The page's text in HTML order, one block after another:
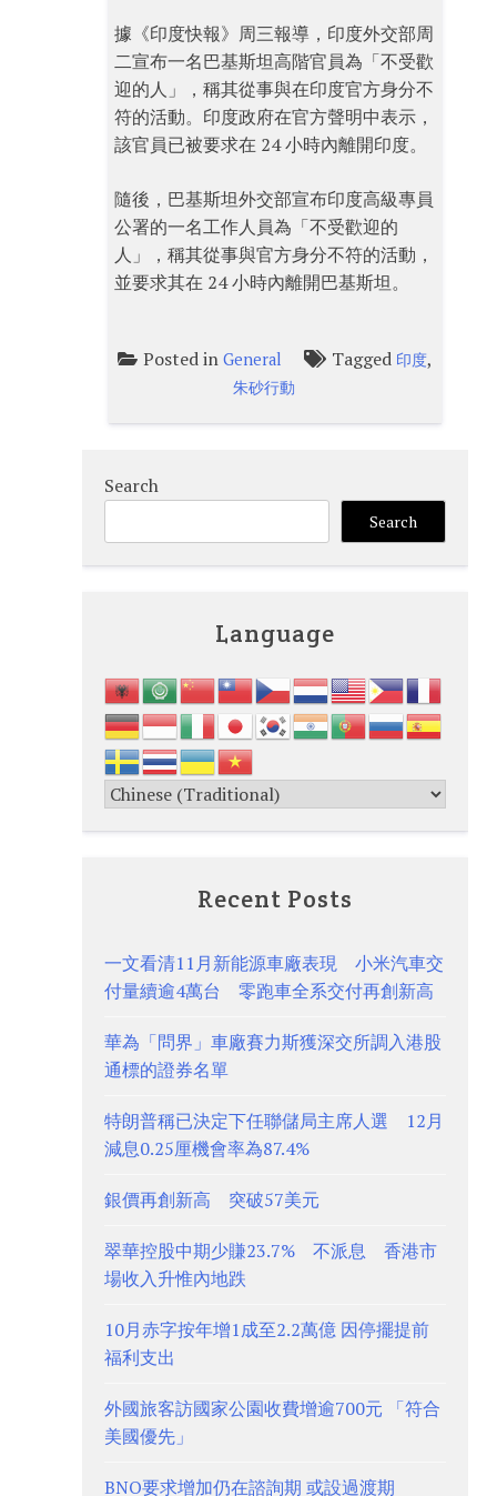
據《印度快報》周三報導，印度外交部周
二宣布一名巴基斯坦高階官員為「不受歡
迎的人」，稱其從事與在印度官方身分不
符的活動。印度政府在官方聲明中表示，
該官員已被要求在 24 小時內離開印度。
隨後，巴基斯坦外交部宣布印度高級專員
公署的一名工作人員為「不受歡迎的
人」，稱其從事與官方身分不符的活動，
並要求其在 24 小時內離開巴基斯坦。
Posted inGeneral Tagged 印度,
朱砂行動
Search
Search
Language
Recent Posts
一文看清11月新能源車廠表現 小米汽車交
付量續逾4萬台 零跑車全系交付再創新高
華為「問界」車廠賽力斯獲深交所調入港股
通標的證券名單
特朗普稱已決定下任聯儲局主席人選 12月
減息0.25厘機會率為87.4%
銀價再創新高 突破57美元
翠華控股中期少賺23.7% 不派息 香港市
場收入升惟內地跌
10月赤字按年增1成至2.2萬億 因停擺提前
福利支出
外國旅客訪國家公園收費增逾700元 「符合
美國優先」
BNO要求增加仍在諮詢期 或設過渡期